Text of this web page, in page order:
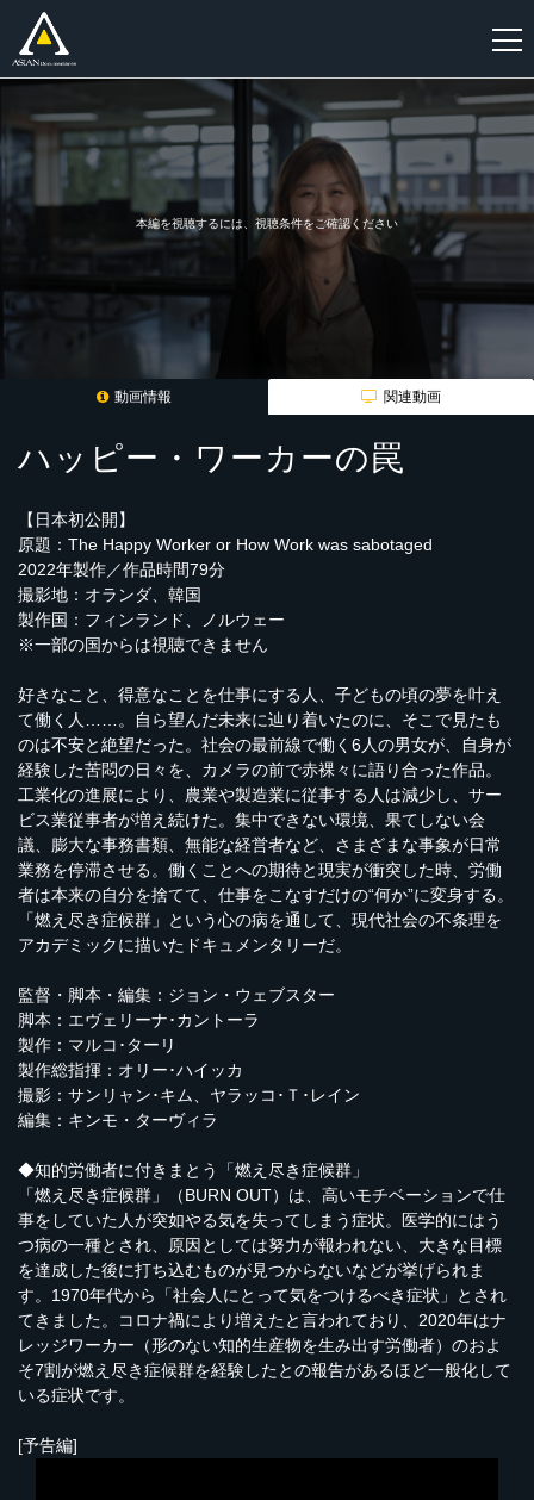
新
登
録
本編を視聴するには、視聴条件をご確認ください
動画情報 関連動画
ハッピー・ワーカーの罠
【日本初公開】
原題：The Happy Worker or How Work was sabotaged
2022年製作／作品時間79分
撮影地：オランダ、韓国
製作国：フィンランド、ノルウェー
※一部の国からは視聴できません
好きなこと、得意なことを仕事にする人、子どもの頃の夢を叶え
て働く人……。自ら望んだ未来に辿り着いたのに、そこで見たも
のは不安と絶望だった。社会の最前線で働く6人の男女が、自身が
経験した苦悶の日々を、カメラの前で赤裸々に語り合った作品。
工業化の進展により、農業や製造業に従事する人は減少し、サー
ビス業従事者が増え続けた。集中できない環境、果てしない会
議、膨大な事務書類、無能な経営者など、さまざまな事象が日常
業務を停滞させる。働くことへの期待と現実が衝突した時、労働
者は本来の自分を捨てて、仕事をこなすだけの“何か”に変身する。
「燃え尽き症候群」という心の病を通して、現代社会の不条理を
アカデミックに描いたドキュメンタリーだ。
監督・脚本・編集：ジョン・ウェブスター
脚本：エヴェリーナ･カントーラ
製作：マルコ･ターリ
製作総指揮：オリー･ハイッカ
撮影：サンリャン･キム、ヤラッコ･Ｔ･レイン
編集：キンモ・ターヴィラ
◆知的労働者に付きまとう「燃え尽き症候群」
「燃え尽き症候群」（BURN OUT）は、高いモチベーションで仕
事をしていた人が突如やる気を失ってしまう症状。医学的にはう
つ病の一種とされ、原因としては努力が報われない、大きな目標
を達成した後に打ち込むものが見つからないなどが挙げられま
す。1970年代から「社会人にとって気をつけるべき症状」とされ
てきました。コロナ禍により増えたと言われており、2020年はナ
レッジワーカー（形のない知的生産物を生み出す労働者）のおよ
そ7割が燃え尽き症候群を経験したとの報告があるほど一般化して
いる症状です。
[予告編]